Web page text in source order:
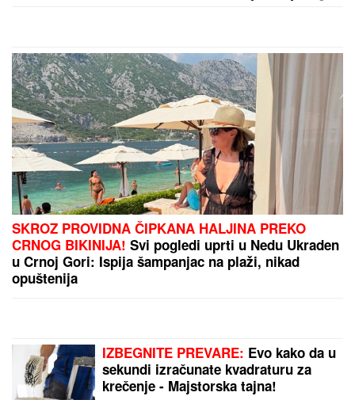
NESREĆNA ŽENA KUKALA I TRAŽILA POMOĆ,
ZORAN JE TUKAO DO SMRTI! Detalji horora na
terasi na Novom Beogradu: Određen pritvor sinu
koji se sumnjiči da je MUČKI UBIO MAJKU (FOTO,
ŠOK U EMISIJIGledateljka iz Kine se
uključila u program, sve iznenadila o
Ivanu Marinkoviću - ON SE HVATAO